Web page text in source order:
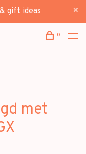
gift ideas
0
met